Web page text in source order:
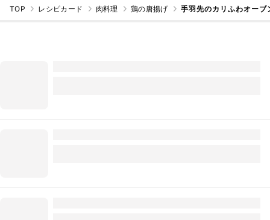
TOP レシピカード 肉料理 鶏の唐揚げ 手羽先のカリふわオーブ